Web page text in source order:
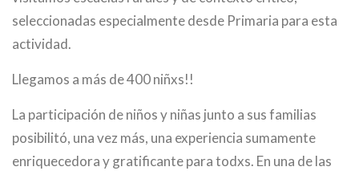
seleccionadas especialmente desde Primaria para esta
actividad.
Llegamos a más de 400 niñxs!!
La participación de niños y niñas junto a sus familias
posibilitó, una vez más, una experiencia sumamente
enriquecedora y gratificante para todxs. En una de las